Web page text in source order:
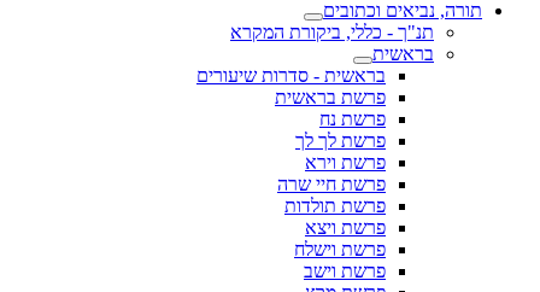
תורה, נביאים וכתובים
תנ"ך - כללי, ביקורת המקרא
בראשית
בראשית - סדרות שיעורים
פרשת בראשית
פרשת נח
פרשת לך לך
פרשת וירא
פרשת חיי שרה
פרשת תולדות
פרשת ויצא
פרשת וישלח
פרשת וישב